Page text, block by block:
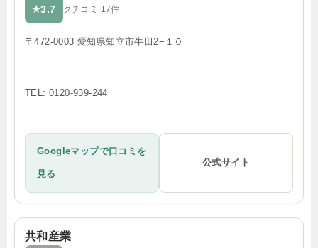
★3.7 クチコミ 17件
〒472-0003 愛知県知立市牛田2−１０
TEL: 0120-939-244
Googleマップで口コミを
見る
公式サイト
共和産業